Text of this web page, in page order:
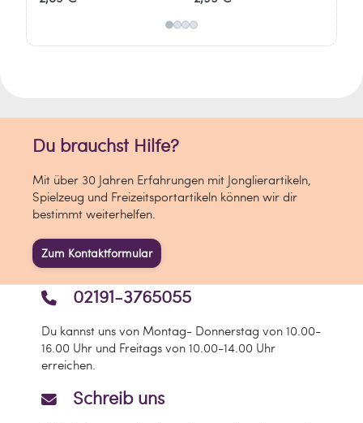
Klassiker lieben.
Du brauchst Hilfe?
Mit über 30 Jahren Erfahrungen mit Jonglierartikeln,
Spielzeug und Freizeitsportartikeln können wir dir
bestimmt weiterhelfen.
Zum Kontaktformular
Schreib uns
02191-3765055
Du kannst uns von Montag- Donnerstag von 10.00-
16.00 Uhr und Freitags von 10.00-14.00 Uhr
erreichen.